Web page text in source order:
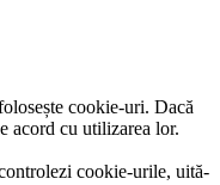
cookie-uri. Dacă
acord cu utilizarea lor.
cookie-urile, uită-